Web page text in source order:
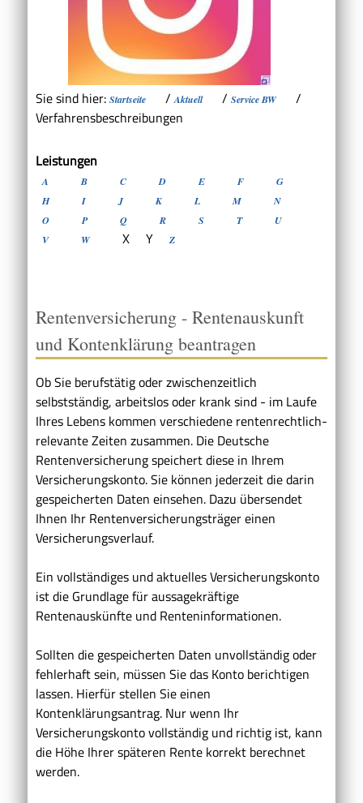
Sie sind hier: Startseite /Aktuell / Service BW
/
Verfahrensbeschreibungen
Leistungen
A B C D E F
G
H
I J K L M
N
O
P Q R S T
U
V
W X Y Z
Rentenversicherung - Rentenauskunft
und Kontenklärung beantragen
Ob Sie berufstätig oder zwischenzeitlich
selbstständig, arbeitslos oder krank sind - im Laufe
Ihres Lebens kommen verschiedene rentenrechtlich-
relevante Zeiten zusammen. Die Deutsche
Rentenversicherung speichert diese in Ihrem
Versicherungskonto. Sie können jederzeit die darin
gespeicherten Daten einsehen. Dazu übersendet
Ihnen Ihr Rentenversicherungsträger einen
Versicherungsverlauf.
Ein vollständiges und aktuelles Versicherungskonto
ist die Grundlage für aussagekräftige
Rentenauskünfte und Renteninformationen.
Sollten die gespeicherten Daten unvollständig oder
fehlerhaft sein, müssen Sie das Konto berichtigen
lassen. Hierfür stellen Sie einen
Kontenklärungsantrag. Nur wenn Ihr
Versicherungskonto vollständig und richtig ist, kann
die Höhe Ihrer späteren Rente korrekt berechnet
werden.